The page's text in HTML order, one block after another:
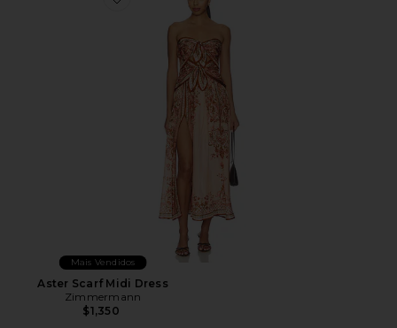
Favorite Aster Scarf Midi Dress
Mais Vendidos
Aster Scarf Midi Dress
Zimmermann
$1,350